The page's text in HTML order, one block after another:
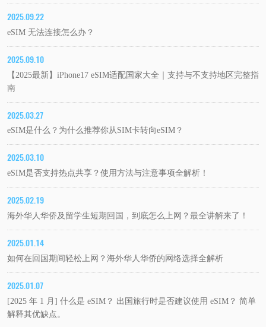
2025.09.22
eSIM 无法连接怎么办？
2025.09.10
【2025最新】iPhone17 eSIM适配国家大全｜支持与不支持地区完整指
南
2025.03.27
eSIM是什么？为什么推荐你从SIM卡转向eSIM？
2025.03.10
eSIM是否支持热点共享？使用方法与注意事项全解析！
2025.02.19
海外华人华侨及留学生短期回国，到底怎么上网？最全讲解来了！
2025.01.14
如何在回国期间轻松上网？海外华人华侨的网络选择全解析
2025.01.07
[2025 年 1 月] 什么是 eSIM？ 出国旅行时是否建议使用 eSIM？ 简单
解释其优缺点。